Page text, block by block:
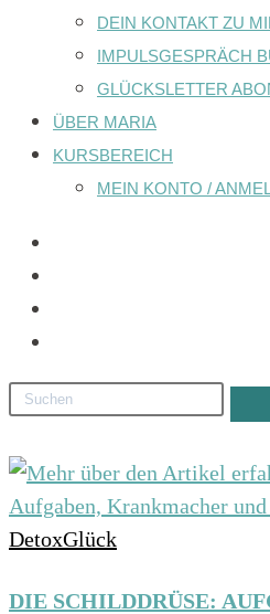
DEIN KONTAKT ZU
IMPULSGESPRÄCH
GLÜCKSLETTER
ÜBER MARIA
KURSBEREICH
MEIN KONTO /
DetoxGlück
DIE SCHILDDRÜSE: